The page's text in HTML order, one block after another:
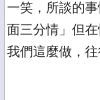
一笑，所談的
面三分情」但
我們這麼做，